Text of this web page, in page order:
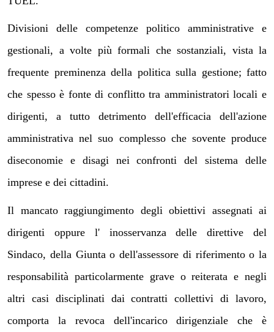
Divisioni delle competenze politico amministrative e
gestionali, a volte più formali che sostanziali, vista la
frequente preminenza della politica sulla gestione; fatto
che spesso è fonte di conflitto tra amministratori locali e
dirigenti, a tutto detrimento dell'efficacia dell'azione
amministrativa nel suo complesso che sovente produce
diseconomie e disagi nei confronti del sistema delle
imprese e dei cittadini.
Il mancato raggiungimento degli obiettivi assegnati ai
dirigenti oppure l' inosservanza delle direttive del
Sindaco, della Giunta o dell'assessore di riferimento o la
responsabilità particolarmente grave o reiterata e negli
altri casi disciplinati dai contratti collettivi di lavoro,
comporta la revoca dell'incarico dirigenziale che è